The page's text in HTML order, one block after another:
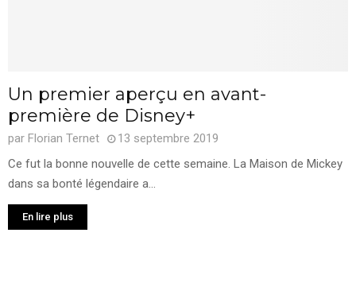
Un premier aperçu en avant-
première de Disney+
par Florian Ternet
13 septembre 2019
Ce fut la bonne nouvelle de cette semaine. La Maison de Mickey
dans sa bonté légendaire a...
En lire plus